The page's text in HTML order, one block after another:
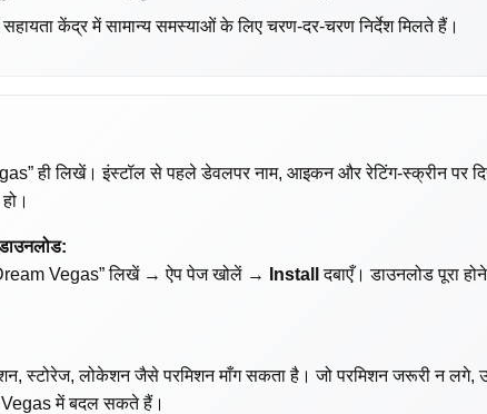
केंद्र में सामान्य समस्याओं के लिए चरण-दर-चरण निर्देश मिलते हैं।
ही लिखें। इंस्टॉल से पहले डेवलपर नाम, आइकन और रेटिंग-स्क्रीन पर
Vegas” लिखें → ऐप पेज खोलें →
Install दबाएँ। डाउनलोड पूरा
स्टोरेज, लोकेशन जैसे परमिशन माँग सकता है। जो परमिशन जरूरी न लगे,
में बदल सकते हैं।